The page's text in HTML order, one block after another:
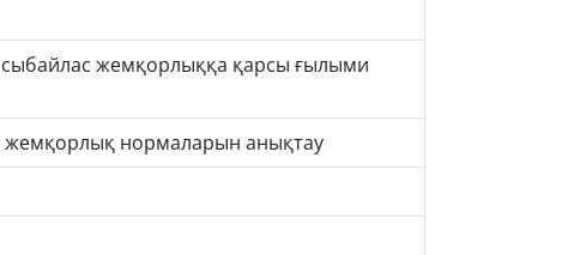
сыбайлас жемқорлыққа қарсы ғылыми
жемқорлық нормаларын анықтау